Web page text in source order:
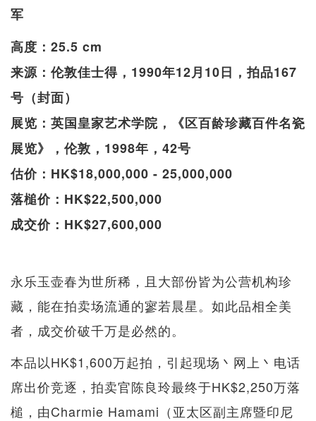
军
高度：25.5 cm
来源：伦敦佳士得，1990年12月10日，拍品167
号（封面）
展览：英国皇家艺术学院，《区百龄珍藏百件名瓷
展览》，伦敦，1998年，42号
估价：HK$18,000,000 - 25,000,000
落槌价：HK$22,500,000
成交价：HK$27,600,000
永乐玉壶春为世所稀，且大部份皆为公营机构珍
藏，能在拍卖场流通的寥若晨星。如此品相全美
者，成交价破千万是必然的。
本品以HK$1,600万起拍，引起现场丶网上丶电话
席出价竞逐，拍卖官陈良玲最终于HK$2,250万落
槌，由Charmie Hamami（亚太区副主席暨印尼